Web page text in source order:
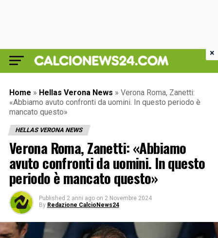
Home » Hellas Verona News » Verona Roma, Zanetti:
«Abbiamo avuto confronti da uomini. In questo periodo è
mancato questo»
HELLAS VERONA NEWS
Verona Roma, Zanetti: «Abbiamo
avuto confronti da uomini. In questo
periodo è mancato questo»
Published 2 anni ago on 2 Novembre 2024
By Redazione CalcioNews24
×